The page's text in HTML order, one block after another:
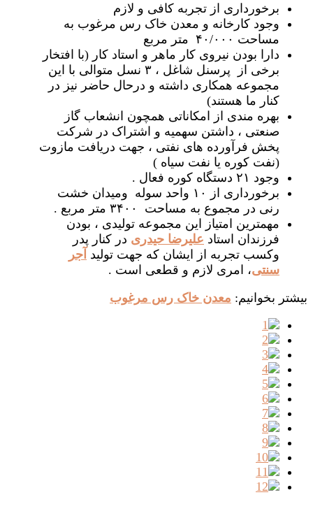
برخورداری از تجربه کافی و لازم
وجود کارخانه و معدن خاک رس مرغوب به
مساحت ۴۰/۰۰۰ متر مربع
دارا بودن نیروی کار ماهر و استاد کار (با افتخار
برخی از پرسنل شاغل ، ۳ نسل متوالی با این
مجموعه همکاری داشته و درحال حاضر نیز در
کنار ما هستند)
بهره مندی از امکاناتی همچون انشعاب گاز
صنعتی ، داشتن سهمیه و اشتراک در شرکت
پخش فرآورده های نفتی ، جهت دریافت مازوت
(نفت کوره یا نفت سیاه )
وجود ۲۱ دستگاه کوره فعال .
برخورداری از ۱۰ واحد سوله ومیدان خشت
رنی در مجموع به مساحت ۳۴۰۰ متر مربع .
مهمترین امتیاز این مجموعه تولیدی ، بودن
فرزندان استاد علیرضا حیدری در کنار پدر
وکسب تجربه از ایشان که جهت تولید آجر
سنتی، امری لازم و قطعی است .
بیشتر بخوانیم: معدن خاک رس مرغوب